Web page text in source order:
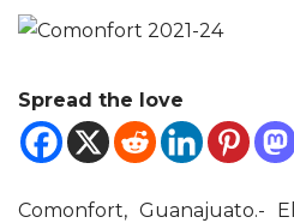
Spread the love
Comonfort, Guanajuato.-